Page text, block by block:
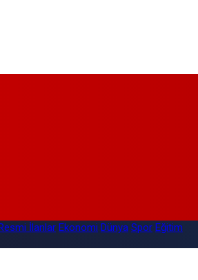
İlanlar Ekonomi Dünya Spor Eğitim